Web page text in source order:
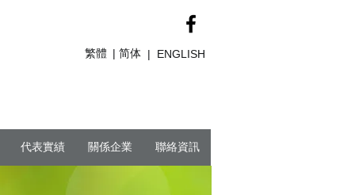
繁體 | 简体 | ENGLISH
代表實績 關係企業 聯絡資訊